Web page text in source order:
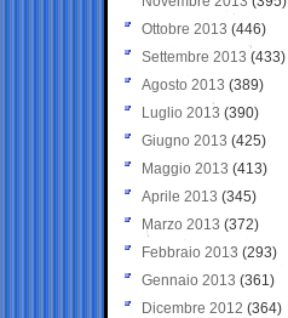
Ottobre 2013 (446)
Settembre 2013 (433)
Agosto 2013 (389)
Luglio 2013 (390)
Giugno 2013 (425)
Maggio 2013 (413)
Aprile 2013 (345)
Marzo 2013 (372)
Febbraio 2013 (293)
Gennaio 2013 (361)
Dicembre 2012 (364)